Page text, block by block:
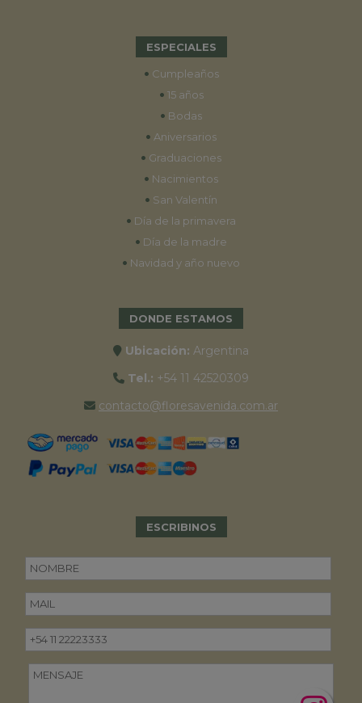
ESPECIALES
• Cumpleaños
• 15 años
• Bodas
• Aniversarios
• Graduaciones
• Nacimientos
• San Valentín
• Día de la primavera
• Día de la madre
• Navidad y año nuevo
DONDE ESTAMOS
Ubicación: Argentina
Tel.: +54 11 42520309
contacto@floresavenida.com.ar
ESCRIBINOS